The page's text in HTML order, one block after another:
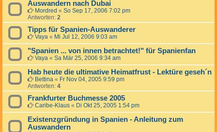
Auswandern nach Dubai
Mordred « So Sep 17, 2006 7:02 pm
Antworten: 2
Tipps für Spanien-Auswanderer
Vaya « Mi Jul 12, 2006 9:03 am
"Spanien ... von innen betrachtet!" für Spanienfan
Vaya « Sa Mär 25, 2006 9:34 am
Hab heute die ultimative Heimatfrust - Lektüre geseh´n
Bettina « Fr Nov 04, 2005 9:59 pm
Antworten: 4
Frankfurter Buchmesse 2005
Caribe-Klaus « Di Okt 25, 2005 1:54 pm
Existenzgründung in Spanien - Anleitung zum
Auswandern